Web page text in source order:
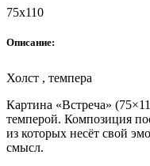
75х110
Описание:
Холст , темпера
Картина «Встреча»
темперой. Композиция
из которых несёт свой
смысл.